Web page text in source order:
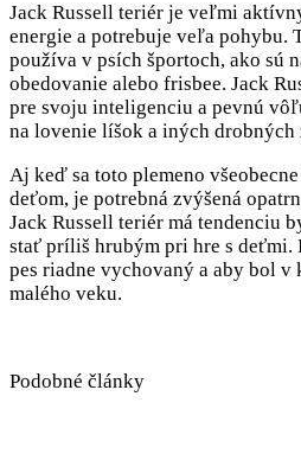
Jack Russell teriér je veľmi
energie a potrebuje veľa pohybu.
používa v psích športoch, ako sú
obedovanie alebo frisbee. Jack
pre svoju inteligenciu a pevnú
na lovenie líšok a iných drobných
Aj keď sa toto plemeno
deťom, je potrebná zvýšená
Jack Russell teriér má tendenciu
stať príliš hrubým pri hre s deťmi.
pes riadne vychovaný a aby bol v
malého veku.
Podobné články